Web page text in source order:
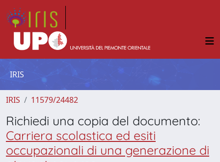
IRIS
IRIS 11579/24482
Richiedi una copia del documento:
Carriera scolastica ed esiti
occupazionali di una generazione di